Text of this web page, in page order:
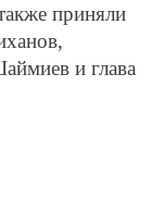
приняли
и глава